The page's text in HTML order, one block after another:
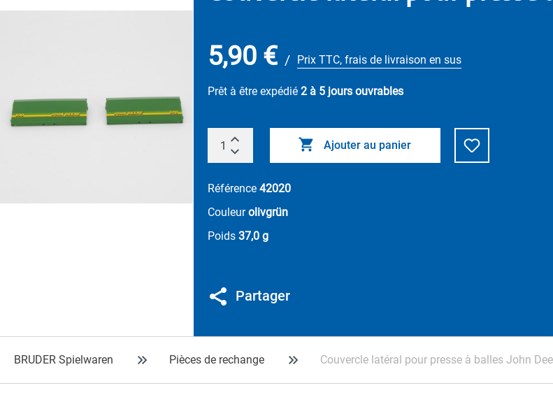
5,90 € / Prix TTC, frais de livraison en sus
Prêt à être expédié 2 à 5 jours ouvrables
Ajouter au panier
Référence 42020
Couleurolivgrün
Poids 37,0 g
Partager
BRUDER Spielwaren Pièces de rechange Couvercle latéral pour presse à balles John